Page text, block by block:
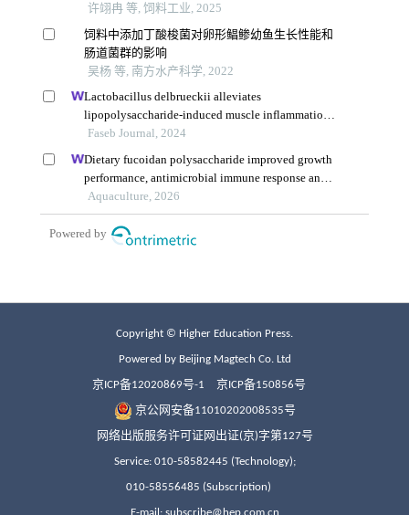
Copyright © Higher Education Press.
Powered by Beijing Magtech Co. Ltd
京ICP备12020869号-1 京ICP备150856号
京公网安备11010202008535号
网络出版服务许可证网出证(京)字第127号
Service: 010-58582445 (Technology);
010-58556485 (Subscription)